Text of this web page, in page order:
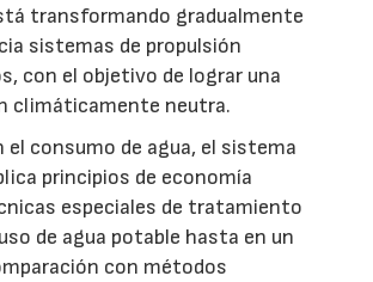
transformando gradualmente
sistemas de propulsión
con el objetivo de lograr una
climáticamente neutra.
el consumo de agua, el sistema
principios de economía
especiales de tratamiento
de agua potable hasta en un
con métodos